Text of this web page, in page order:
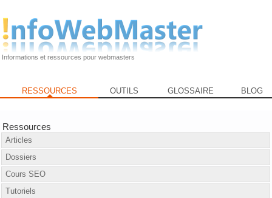
Informations et ressources pour webmasters
RESSOURCES OUTILS GLOSSAIRE BLOG
Ressources
Articles
Dossiers
Cours SEO
Tutoriels